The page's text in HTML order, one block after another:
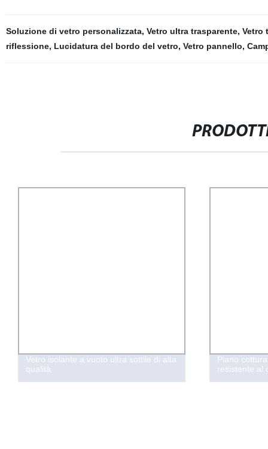
Soluzione di vetro personalizzata, Vetro ultra trasparente, Vetro
riflessione, Lucidatura del bordo del vetro, Vetro pannello,
Vetro isolante a vuoto ultra sottile di alta
qualità
Piano
resistente al